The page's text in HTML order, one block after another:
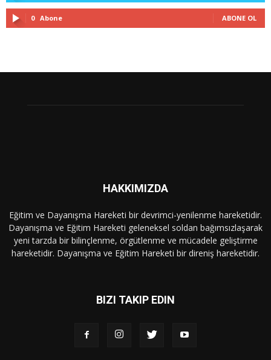
0 Abone ABONE OL
HAKKIMIZDA
Eğitim ve Dayanışma Hareketi bir devrimci-yenilenme hareketidir.
Dayanışma ve Eğitim Hareketi geleneksel soldan bağımsızlaşarak
yeni tarzda bir bilinçlenme, örgütlenme ve mücadele geliştirme
hareketidir. Dayanışma ve Eğitim Hareketi bir direniş hareketidir.
BIZI TAKIP EDIN